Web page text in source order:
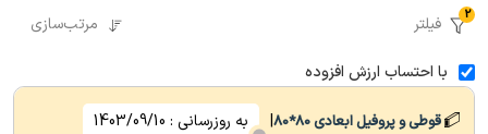
2 فیلتر مرتب‌سازی
با احتساب ارزش افزوده
قوطی و پروفیل ابعادی80*80
| به روزرسانی : 1403/09/10